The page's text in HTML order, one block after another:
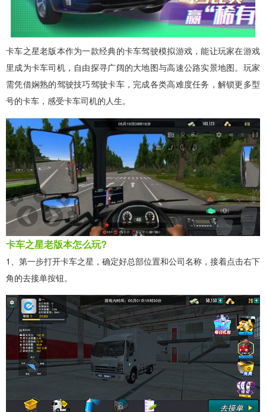
卡车之星老版本作为一款经典的卡车驾驶模拟游戏，能让玩家在游戏
里成为卡车司机，自由探寻广阔的大地图与高速公路实景地图。玩家
需凭借娴熟的驾驶技巧驾驶卡车，完成各类高难度任务，解锁更多型
号的卡车，感受卡车司机的人生。
卡车之星老版本怎么玩?
1、第一步打开卡车之星，确定好总部位置和公司名称，接着点击右下
角的去接单按钮。